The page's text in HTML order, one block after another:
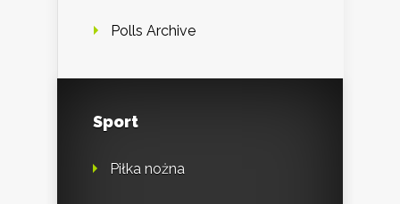
Polls Archive
Sport
Piłka nożna